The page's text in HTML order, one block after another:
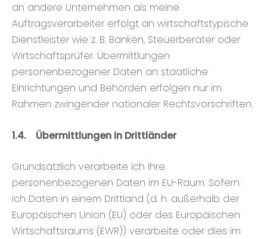
an andere Unternehmen als meine
Auftragsverarbeiter erfolgt an wirtschaftstypische
Dienstleister wie z. B. Banken, Steuerberater oder
Wirtschaftsprüfer. Übermittlungen
personenbezogener Daten an staatliche
Einrichtungen und Behörden erfolgen nur im
Rahmen zwingender nationaler Rechtsvorschriften.
1.4. Übermittlungen in Drittländer
Grundsätzlich verarbeite ich Ihre
personenbezogenen Daten im EU-Raum. Sofern
ich Daten in einem Drittland (d. h. außerhalb der
Europäischen Union (EU) oder des Europäischen
Wirtschaftsraums (EWR)) verarbeite oder dies im